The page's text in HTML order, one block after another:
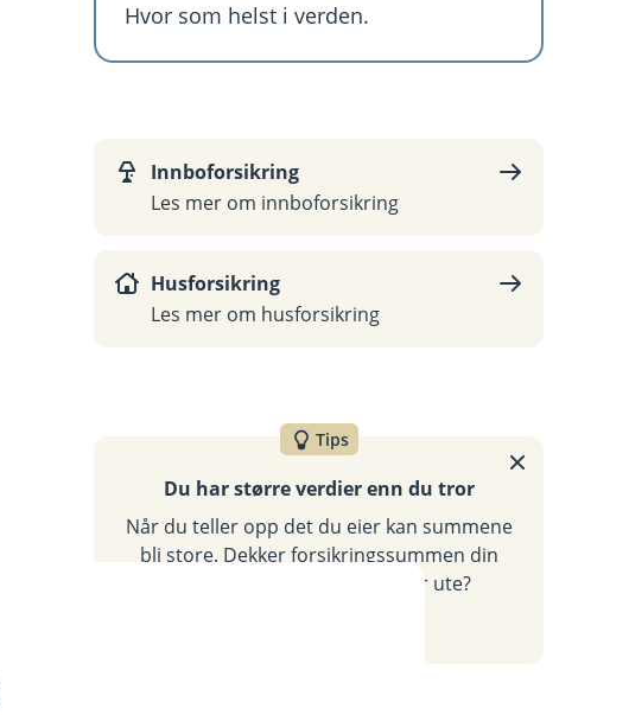
Hvor som helst i verden.
Innboforsikring
Les mer om innboforsikring
Husforsikring
Les mer om husforsikring
Tips
Du har større verdier enn du tror
Når du teller opp det du eier kan summene
bli store. Dekker forsikringssummen din
det du trenger hvis uhellet er ute?